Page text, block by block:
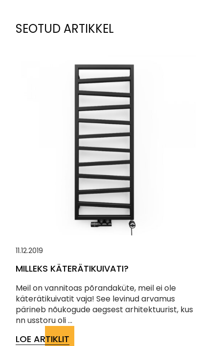
SEOTUD ARTIKKEL
11.12.2019
MILLEKS KÄTERÄTIKUIVATI?
Meil on vannitoas põrandaküte, meil ei ole
käterätikuivatit vaja! See levinud arvamus
pärineb nõukogude aegsest arhitektuurist, kus
nn usstoru oli ...
LOE ARTIKLIT